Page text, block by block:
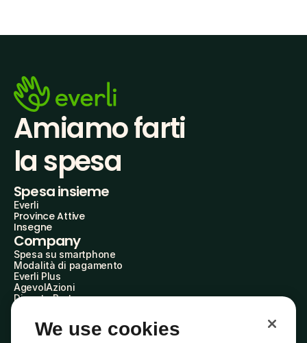
Amiamo farti
la spesa
Spesa insieme
Everli
Province Attive
Insegne
Company
Spesa su smartphone
Modalità di pagamento
Everli Plus
AgevolAzioni
Diventa Partner
Everli Shoppers
About Us
We use cookies